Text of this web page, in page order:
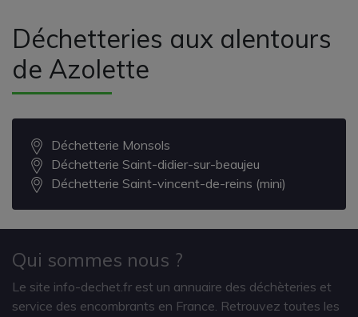
Déchetteries aux alentours
de Azolette
Déchetterie Monsols
Déchetterie Saint-didier-sur-beaujeu
Déchetterie Saint-vincent-de-reins (mini)
Qui sommes nous ?
Le site info-dechet.fr est un annuaire des déchèteries et
service des encombrants en France. Retrouvez toutes les